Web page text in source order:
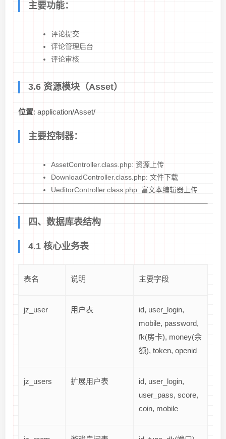
主要功能：
评论提交
评论管理后台
评论审核
3.6 资源模块（Asset）
位置: application/Asset/
主要控制器：
AssetController.class.php: 资源上传
DownloadController.class.php: 文件下载
UeditorController.class.php: 富文本编辑器上传
四、数据库表结构
4.1 核心业务表
表名 说明 主要字段
jz_user 用户表
id, user_login,
mobile, password,
fk(房卡), money(余
额), token, openid
jz_users 扩展用户表
id, user_login,
user_pass, score,
coin, mobile